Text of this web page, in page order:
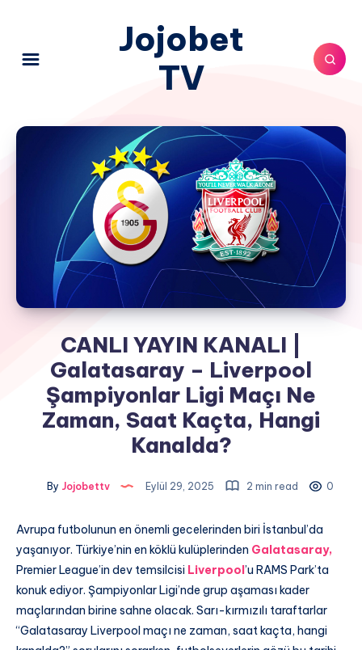
Jojobet
TV
CANLI YAYIN KANALI |
Galatasaray – Liverpool
Şampiyonlar Ligi Maçı Ne
Zaman, Saat Kaçta, Hangi
Kanalda?
By Jojobettv Eylül 29, 2025 2 min read 0
Avrupa futbolunun en önemli gecelerinden biri İstanbul’da
yaşanıyor. Türkiye’nin en köklü kulüplerinden Galatasaray,
Premier League’in dev temsilcisi Liverpool ’u RAMS Park’ta
konuk ediyor. Şampiyonlar Ligi’nde grup aşaması kader
maçlarından birine sahne olacak. Sarı-kırmızılı taraftarlar
“Galatasaray Liverpool maçı ne zaman, saat kaçta, hangi